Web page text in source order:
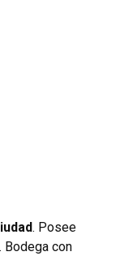
. Posee
Bodega con